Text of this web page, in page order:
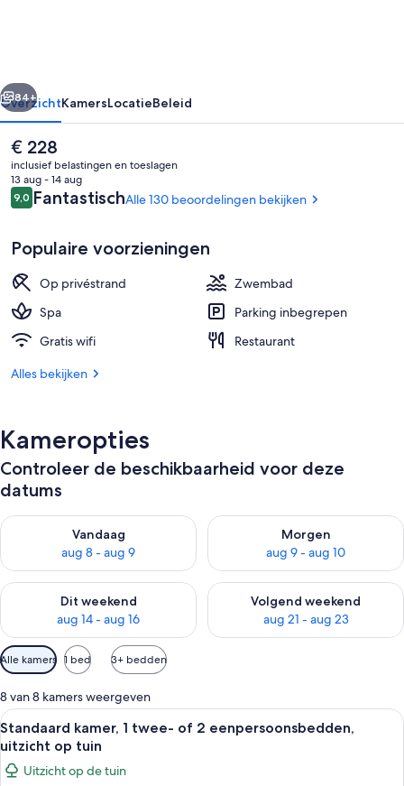
Voorkant accommodatie - avond/
Volgende
84+
OverzichtKamersLocatieBeleid
De
huidige
prijs
is
€ 228
€ 228
inclusief belastingen en toeslagen
13 aug - 14 aug
Beoordelingen
9,09,0 op 10 –
FantastischAlle 130 beoordelingen bekijken
Populaire voorzieningen
Op privéstrand
Zwembad
Spa
Parking inbegrepen
Gratis wifi
Restaurant
Alles bekijken
Kameropties
Controleer de beschikbaarheid voor deze
datums
Vandaag
aug 8 - aug 9
De beschikbaarheid controleren voor vanavond aug 8 - aug 9
Morgen
aug 9 - aug 10
De beschikbaarheid
Dit weekend
aug 14 - aug 16
De beschikbaarheid controleren voor dit weekend aug 14 -
Volgend weekend
aug 21 - aug 23
De beschikbaarheid
Beschikbare
filters
voor
kamers
Alle kamers 1 bed 3+ bedden
8 van 8 kamers weergeven
Alle
foto's
voor
Standaard
Hotelkamer met een bed, een
6
Standaard kamer, 1 twee- of 2 eenpersoonsbedden,
uitzicht op tuin
Uitzicht op de tuin